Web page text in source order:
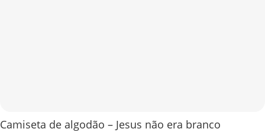
Camiseta de algodão – Jesus não era branco